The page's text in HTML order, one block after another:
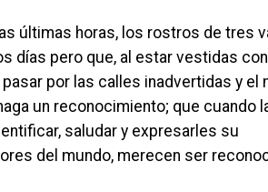
últimas horas, los rostros de tres
días pero que, al estar vestidas
por las calles inadvertidas y el
un reconocimiento; que cuando
saludar y expresarles su
del mundo, merecen ser